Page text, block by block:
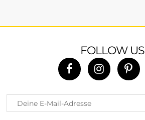
FOLLOW US